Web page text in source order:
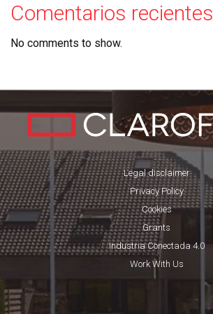
Comentarios recientes
No comments to show.
Legal disclaimer
Privacy Policy
Cookies
Grants
Industria Conectada 4.0
Work With Us